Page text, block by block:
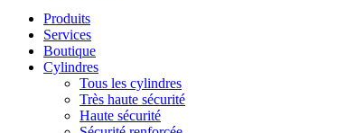
Produits
Services
Boutique
Cylindres
Tous les cylindres
Très haute sécurité
Haute sécurité